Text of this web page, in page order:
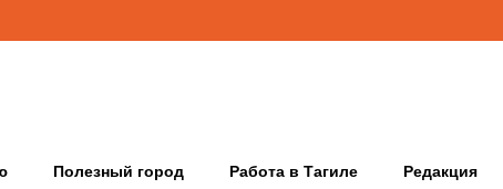
Полезный город Работа в Тагиле Редакция